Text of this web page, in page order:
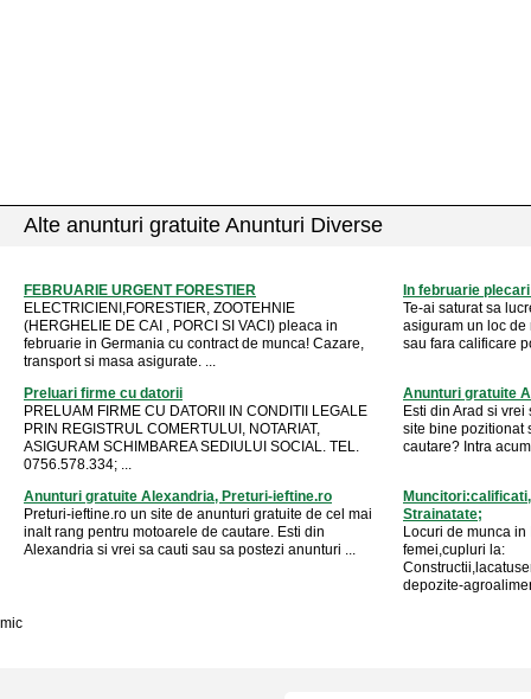
Alte anunturi gratuite Anunturi Diverse
FEBRUARIE URGENT FORESTIER
ELECTRICIENI,FORESTIER, ZOOTEHNIE
(HERGHELIE DE CAI , PORCI SI VACI) pleaca in
februarie in Germania cu contract de munca! Cazare,
transport si masa asigurate. ...
In februarie
Te-ai saturat sa
asiguram un loc de
sau fara calificare
Preluari firme cu datorii
PRELUAM FIRME CU DATORII IN CONDITII LEGALE
PRIN REGISTRUL COMERTULUI, NOTARIAT,
ASIGURAM SCHIMBAREA SEDIULUI SOCIAL. TEL.
0756.578.334; ...
Anunturi gratuite
Esti din Arad si
site bine pozitionat
cautare? Intra
Anunturi gratuite Alexandria, Preturi-ieftine.ro
Preturi-ieftine.ro un site de anunturi gratuite de cel mai
inalt rang pentru motoarele de cautare. Esti din
Alexandria si vrei sa cauti sau sa postezi anunturi ...
Strainatate;
Locuri de munca
femei,cupluri la:
depozite-
mic